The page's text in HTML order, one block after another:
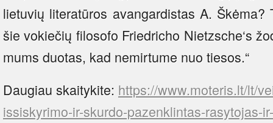
lietuvių literatūros avangardistas A.
šie vokiečių filosofo Friedricho Nietzsche‘s
mums duotas, kad nemirtume nuo tiesos.“
Daugiau skaitykite: https://www.moteris.lt/lt/
issiskyrimo-ir-skurdo-pazenklintas-rasytojas-